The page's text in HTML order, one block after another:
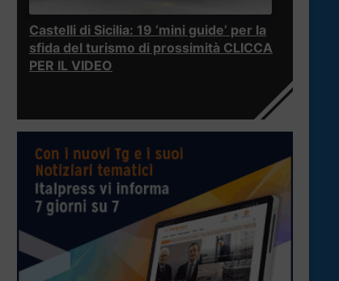
Castelli di Sicilia: 19 ‘mini guide’ per la
sfida del turismo di prossimità CLICCA
PER IL VIDEO